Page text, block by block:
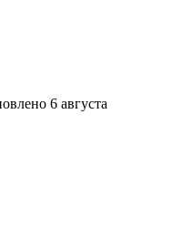
6 августа